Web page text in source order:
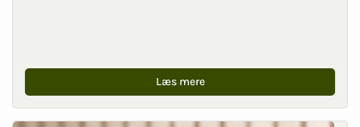
Læs mere